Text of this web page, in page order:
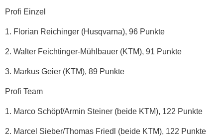
Profi Einzel
1. Florian Reichinger (Husqvarna), 96 Punkte
2. Walter Feichtinger-Mühlbauer (KTM), 91 Punkte
3. Markus Geier (KTM), 89 Punkte
Profi Team
1. Marco Schöpf/Armin Steiner (beide KTM), 122 Punkte
2. Marcel Sieber/Thomas Friedl (beide KTM), 122 Punkte